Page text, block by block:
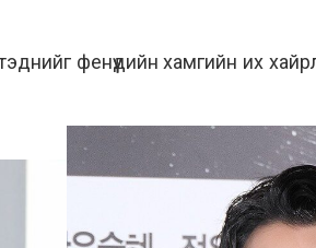
фенүүдийн хамгийн их